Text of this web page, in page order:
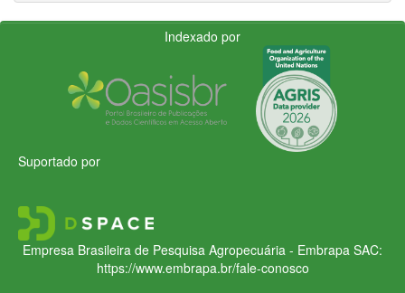
Indexado por
Suportado por
Empresa Brasileira de Pesquisa Agropecuária - Embrapa SAC:
https://www.embrapa.br/fale-conosco